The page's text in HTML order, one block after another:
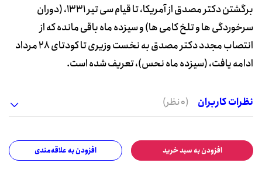
برگشتن دکتر مصدق از آمریکا، تا قیام سی تیر 1331، (دوران
سرخوردگی ها و تلخ کامی ها) و سیزده ماه باقی مانده که از
انتصاب مجدد دکتر مصدق به نخست وزیری تا کودتای 28 مرداد
ادامه یافت، (سیزده ماه نحس)، تعریف شده است.
نظرات کاربران (0 نظر)
افزودن به سبد خرید افزودن به علاقه‌مندی